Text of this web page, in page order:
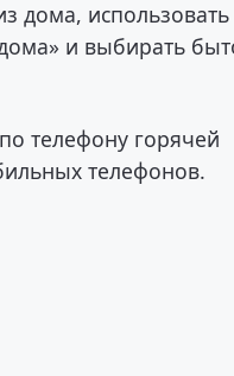
дома, использовать
и выбирать
телефону горячей
телефонов.